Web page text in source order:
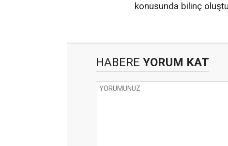
konusunda bilinç
HABERE YORUM KAT